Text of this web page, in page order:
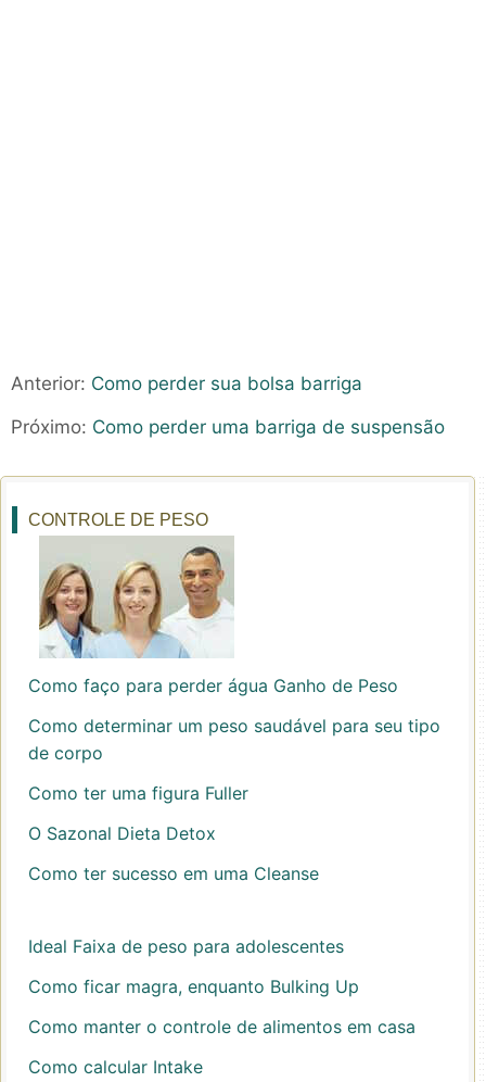
Anterior: Como perder sua bolsa barriga
Próximo: Como perder uma barriga de suspensão
CONTROLE DE PESO
Como faço para perder água Ganho de Peso
Como determinar um peso saudável para seu tipo
de corpo
Como ter uma figura Fuller
O Sazonal Dieta Detox
Como ter sucesso em uma Cleanse
Ideal Faixa de peso para adolescentes
Como ficar magra, enquanto Bulking Up
Como manter o controle de alimentos em casa
Como calcular Intake